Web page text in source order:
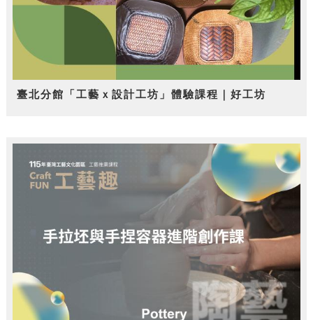
臺北分館「工藝ｘ設計工坊」體驗課程｜好工坊